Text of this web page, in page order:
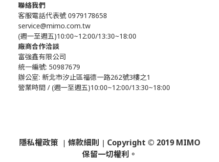
聯絡我們
客服電話代表號 0979178658
service@mimo.com.tw
(週一至週五)10:00~12:00/13:30~18:00
廠商合作洽談
富強鑫有限公司
統一編號: 50987679
辦公室: 新北市汐止區福德一路262號3樓之1
營業時間 / (週一至週五)10:00~12:00/13:30~18:00
隱私權政策 | 條款細則 | Copyright © 2019 MIMO
保留一切權利。